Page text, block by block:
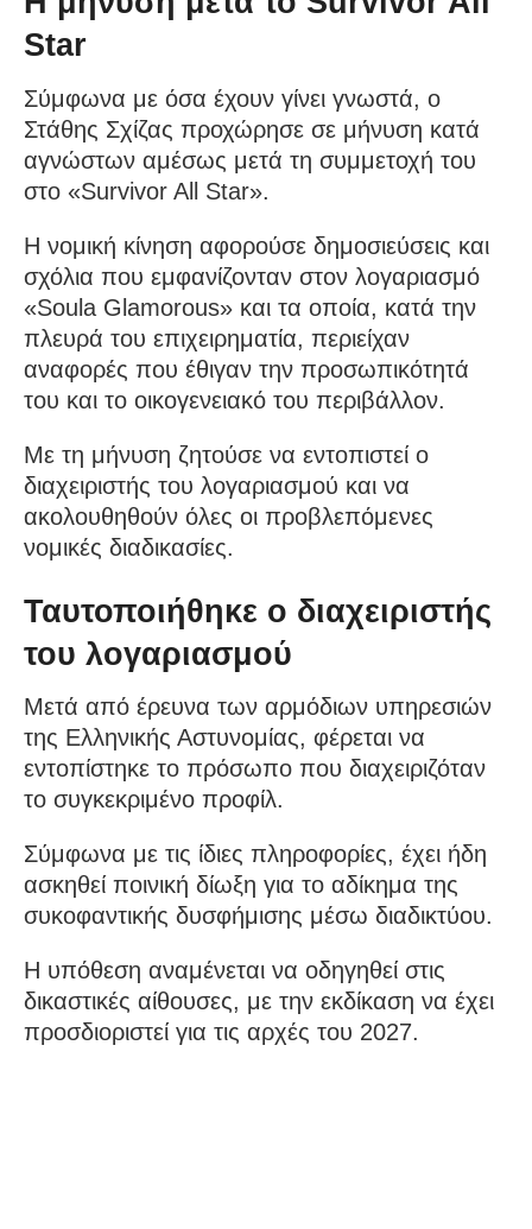
Star
Σύμφωνα με όσα έχουν γίνει γνωστά, ο
Στάθης Σχίζας προχώρησε σε μήνυση κατά
αγνώστων αμέσως μετά τη συμμετοχή του
στο «Survivor All Star».
Η νομική κίνηση αφορούσε δημοσιεύσεις και
σχόλια που εμφανίζονταν στον λογαριασμό
«Soula Glamorous» και τα οποία, κατά την
πλευρά του επιχειρηματία, περιείχαν
αναφορές που έθιγαν την προσωπικότητά
του και το οικογενειακό του περιβάλλον.
Με τη μήνυση ζητούσε να εντοπιστεί ο
διαχειριστής του λογαριασμού και να
ακολουθηθούν όλες οι προβλεπόμενες
νομικές διαδικασίες.
Ταυτοποιήθηκε ο διαχειριστής
του λογαριασμού
Μετά από έρευνα των αρμόδιων υπηρεσιών
της Ελληνικής Αστυνομίας, φέρεται να
εντοπίστηκε το πρόσωπο που διαχειριζόταν
το συγκεκριμένο προφίλ.
Σύμφωνα με τις ίδιες πληροφορίες, έχει ήδη
ασκηθεί ποινική δίωξη για το αδίκημα της
συκοφαντικής δυσφήμισης μέσω διαδικτύου.
Η υπόθεση αναμένεται να οδηγηθεί στις
δικαστικές αίθουσες, με την εκδίκαση να έχει
προσδιοριστεί για τις αρχές του 2027.